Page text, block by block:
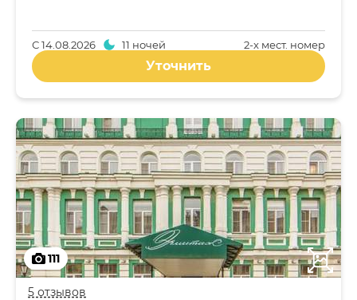
2-x мест. номер
С14.08.2026 11 ночей
Уточнить
111
5 отзывов